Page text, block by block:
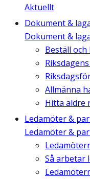
Aktuellt
Dokument &
Dokument &
Beställ och
Allmänna
Hitta äldre
Ledamöter &
Ledamöter &
Så arbetar